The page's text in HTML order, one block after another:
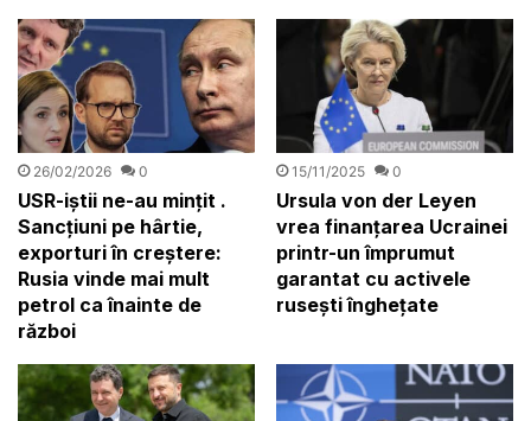
26/02/2026 0
USR-iștii ne-au mințit .
Sancțiuni pe hârtie,
exporturi în creștere:
Rusia vinde mai mult
petrol ca înainte de
război
15/11/2025 0
Ursula von der Leyen
vrea finanțarea Ucrainei
printr-un împrumut
garantat cu activele
rusești înghețate